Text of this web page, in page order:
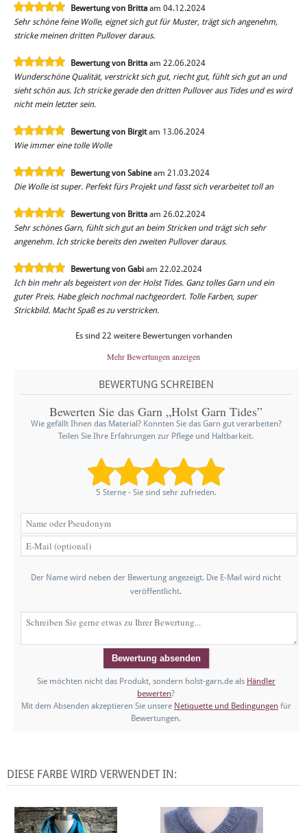
Bewertung von Britta am 04.12.2024
Sehr schöne feine Wolle, eignet sich gut für Muster, trägt sich angenehm,
stricke meinen dritten Pullover daraus.
Bewertung von Britta am 22.06.2024
Wunderschöne Qualität, verstrickt sich gut, riecht gut, fühlt sich gut an und
sieht schön aus. Ich stricke gerade den dritten Pullover aus Tides und es wird
nicht mein letzter sein.
Bewertung von Birgitam 13.06.2024
Wie immer eine tolle Wolle
Bewertung von Sabineam 21.03.2024
Die Wolle ist super. Perfekt fürs Projekt und fasst sich verarbeitet toll an
Bewertung von Britta am 26.02.2024
Sehr schönes Garn, fühlt sich gut an beim Stricken und trägt sich sehr
angenehm. Ich stricke bereits den zweiten Pullover daraus.
Bewertung von Gabi am 22.02.2024
Ich bin mehr als begeistert von der Holst Tides. Ganz tolles Garn und ein
guter Preis. Habe gleich nochmal nachgeordert. Tolle Farben, super
Strickbild. Macht Spaß es zu verstricken.
Es sind 22 weitere Bewertungen vorhanden
Mehr Bewertungen anzeigen
BEWERTUNG SCHREIBEN
Bewerten Sie das Garn „Holst Garn Tides”
Wie gefällt Ihnen das Material? Konnten Sie das Garn gut verarbeiten?
Teilen Sie Ihre Erfahrungen zur Pflege und Haltbarkeit.
5 Sterne - Sie sind sehr zufrieden.
Der Name wird neben der Bewertung angezeigt. Die E-Mail wird nicht
veröffentlicht.
Sie möchten nicht das Produkt, sondern holst-garn.de als Händler
bewerten?
Mit dem Absenden akzeptieren Sie unsere Netiquette und Bedingungen für
Bewertungen.
DIESE FARBE WIRD VERWENDET IN: